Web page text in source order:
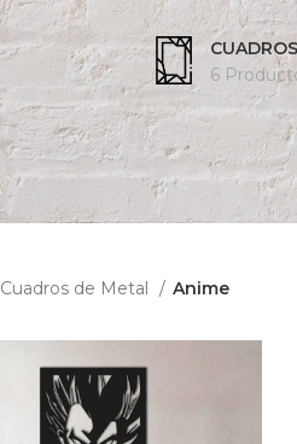
6
Cuadros de Metal Anime